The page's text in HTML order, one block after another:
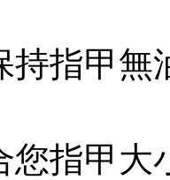
持指甲
您指甲大